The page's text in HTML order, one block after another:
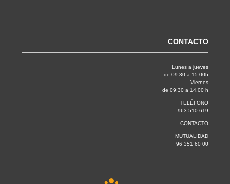
CONTACTO
Lunes a jueves
de 09:30 a 15.00h
Viernes
de 09:30 a 14.00 h
TELÉFONO
963 510 619
CONTACTO
MUTUALIDAD
96 351 60 00